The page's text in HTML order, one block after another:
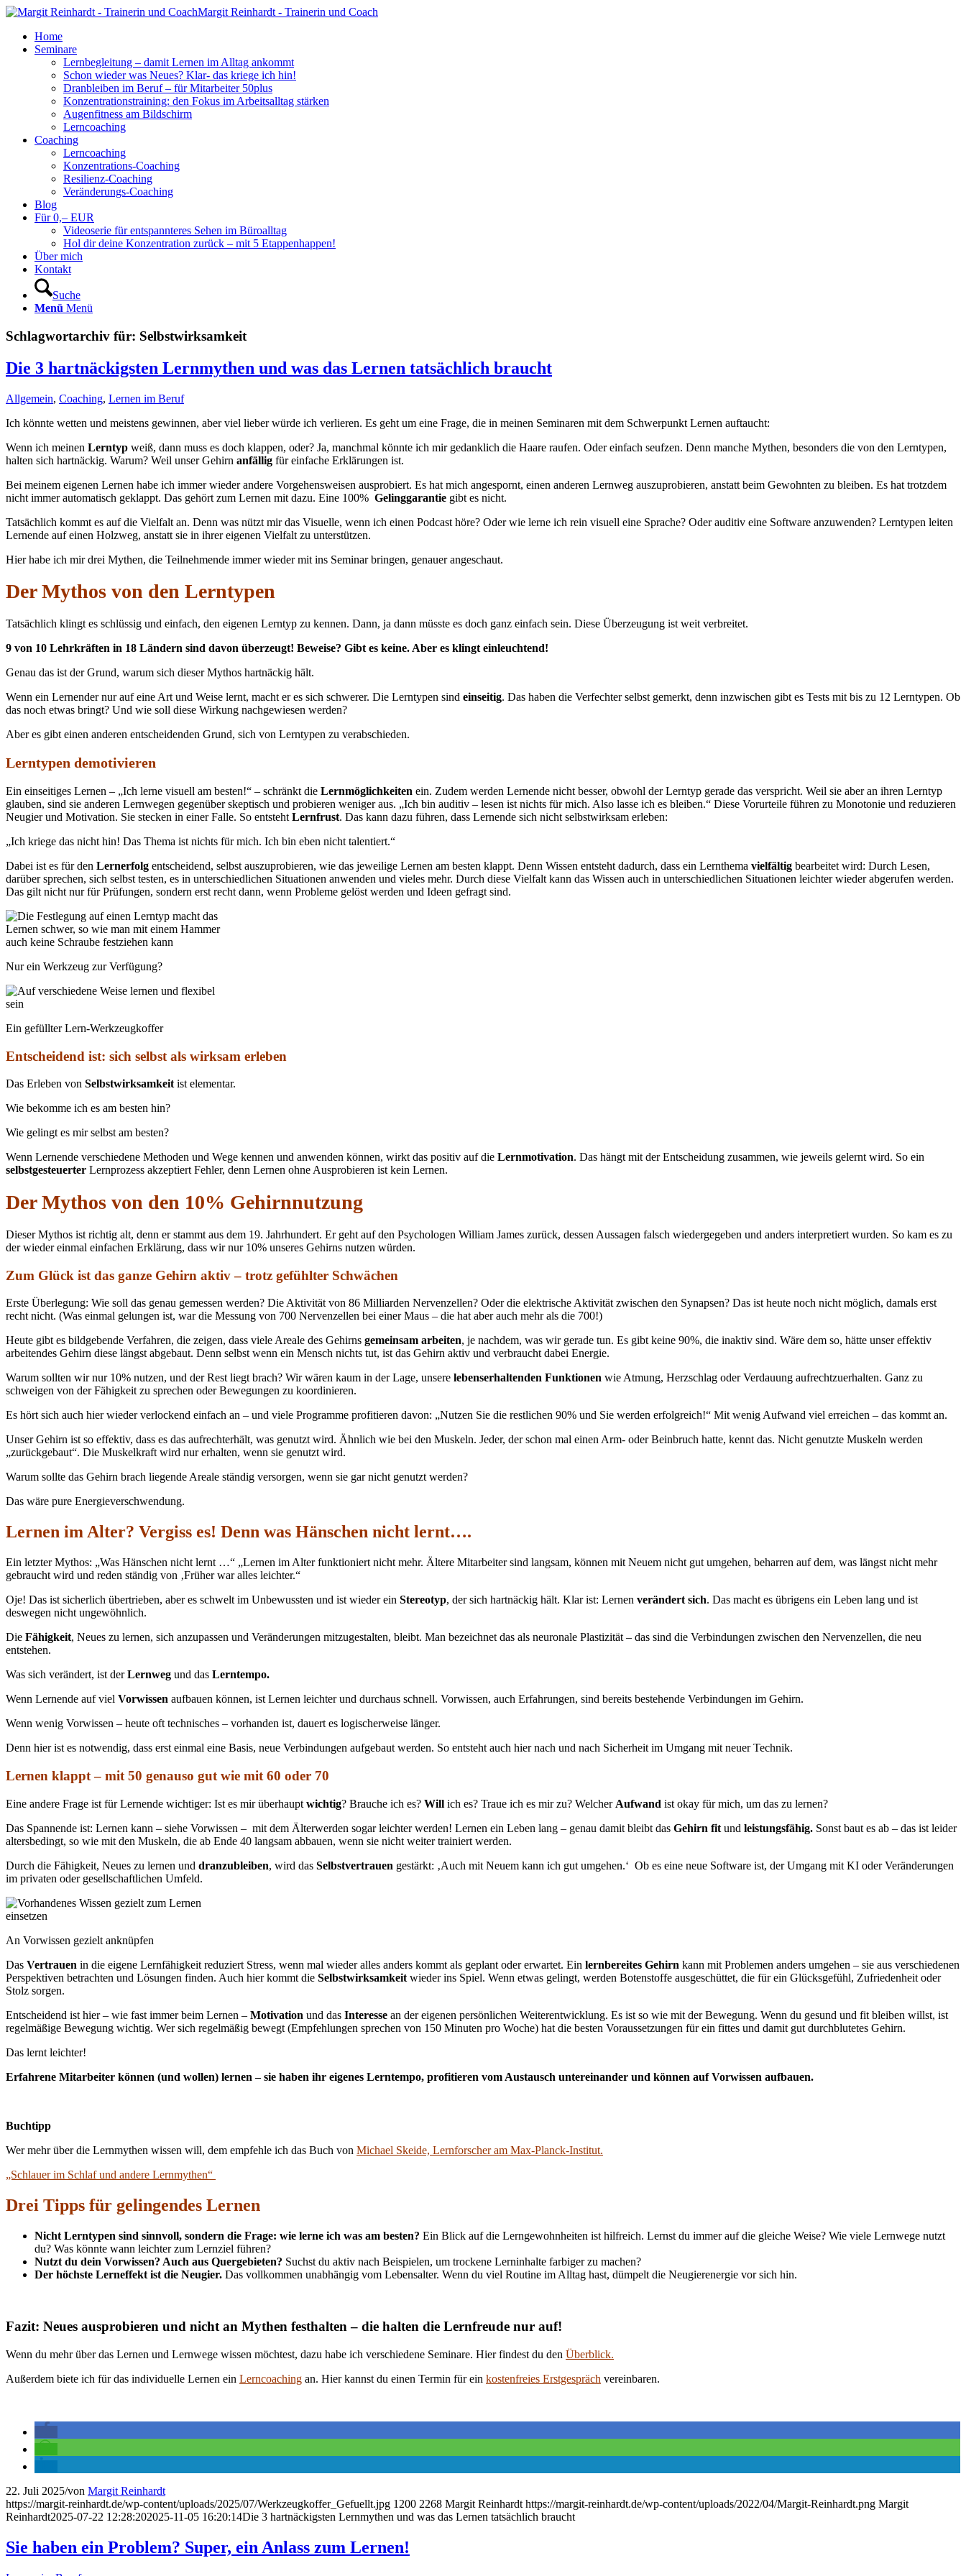
Margit Reinhardt - Trainerin und Coach
Home
Seminare
Lernbegleitung – damit Lernen im Alltag ankommt
Schon wieder was Neues? Klar- das kriege ich hin!
Dranbleiben im Beruf – für Mitarbeiter 50plus
Konzentrationstraining: den Fokus im Arbeitsalltag stärken
Augenfitness am Bildschirm
Lerncoaching
Coaching
Lerncoaching
Konzentrations-Coaching
Resilienz-Coaching
Veränderungs-Coaching
Blog
Für 0,– EUR
Videoserie für entspannteres Sehen im Büroalltag
Hol dir deine Konzentration zurück – mit 5 Etappenhappen!
Über mich
Kontakt
Suche
Menü Menü
Schlagwortarchiv für: Selbstwirksamkeit
Die 3 hartnäckigsten Lernmythen und was das Lernen tatsächlich braucht
Allgemein, Coaching, Lernen im Beruf
Ich könnte wetten und meistens gewinnen, aber viel lieber würde ich verlieren. Es geht um eine Frage, die in meinen Seminaren mit dem Schwerpunkt Lernen auftaucht:
Wenn ich meinen Lerntyp weiß, dann muss es doch klappen, oder? Ja, manchmal könnte ich mir gedanklich die Haare raufen. Oder einfach seufzen. Denn manche Mythen, besonders die von den Lerntypen,
halten sich hartnäckig. Warum? Weil unser Gehirn anfällig für einfache Erklärungen ist.
Bei meinem eigenen Lernen habe ich immer wieder andere Vorgehensweisen ausprobiert. Es hat mich angespornt, einen anderen Lernweg auszuprobieren, anstatt beim Gewohnten zu bleiben. Es hat trotzdem
nicht immer automatisch geklappt. Das gehört zum Lernen mit dazu. Eine 100% Gelinggarantie gibt es nicht.
Tatsächlich kommt es auf die Vielfalt an. Denn was nützt mir das Visuelle, wenn ich einen Podcast höre? Oder wie lerne ich rein visuell eine Sprache? Oder auditiv eine Software anzuwenden? Lerntypen leiten
Lernende auf einen Holzweg, anstatt sie in ihrer eigenen Vielfalt zu unterstützen.
Hier habe ich mir drei Mythen, die Teilnehmende immer wieder mit ins Seminar bringen, genauer angeschaut.
Der Mythos von den Lerntypen
Tatsächlich klingt es schlüssig und einfach, den eigenen Lerntyp zu kennen. Dann, ja dann müsste es doch ganz einfach sein. Diese Überzeugung ist weit verbreitet.
9 von 10 Lehrkräften in 18 Ländern sind davon überzeugt! Beweise? Gibt es keine. Aber es klingt einleuchtend!
Genau das ist der Grund, warum sich dieser Mythos hartnäckig hält.
Wenn ein Lernender nur auf eine Art und Weise lernt, macht er es sich schwerer. Die Lerntypen sind einseitig. Das haben die Verfechter selbst gemerkt, denn inzwischen gibt es Tests mit bis zu 12 Lerntypen. Ob
das noch etwas bringt? Und wie soll diese Wirkung nachgewiesen werden?
Aber es gibt einen anderen entscheidenden Grund, sich von Lerntypen zu verabschieden.
Lerntypen demotivieren
Ein einseitiges Lernen – „Ich lerne visuell am besten!“ – schränkt die Lernmöglichkeiten ein. Zudem werden Lernende nicht besser, obwohl der Lerntyp gerade das verspricht. Weil sie aber an ihren Lerntyp
glauben, sind sie anderen Lernwegen gegenüber skeptisch und probieren weniger aus. „Ich bin auditiv – lesen ist nichts für mich. Also lasse ich es bleiben.“ Diese Vorurteile führen zu Monotonie und reduzieren
Neugier und Motivation. Sie stecken in einer Falle. So entsteht Lernfrust. Das kann dazu führen, dass Lernende sich nicht selbstwirksam erleben:
„Ich kriege das nicht hin! Das Thema ist nichts für mich. Ich bin eben nicht talentiert.“
Dabei ist es für den Lernerfolg entscheidend, selbst auszuprobieren, wie das jeweilige Lernen am besten klappt. Denn Wissen entsteht dadurch, dass ein Lernthema vielfältig bearbeitet wird: Durch Lesen,
darüber sprechen, sich selbst testen, es in unterschiedlichen Situationen anwenden und vieles mehr. Durch diese Vielfalt kann das Wissen auch in unterschiedlichen Situationen leichter wieder abgerufen werden.
Das gilt nicht nur für Prüfungen, sondern erst recht dann, wenn Probleme gelöst werden und Ideen gefragt sind.
Nur ein Werkzeug zur Verfügung?
Ein gefüllter Lern-Werkzeugkoffer
Entscheidend ist: sich selbst als wirksam erleben
Das Erleben von Selbstwirksamkeit ist elementar.
Wie bekomme ich es am besten hin?
Wie gelingt es mir selbst am besten?
Wenn Lernende verschiedene Methoden und Wege kennen und anwenden können, wirkt das positiv auf die Lernmotivation. Das hängt mit der Entscheidung zusammen, wie jeweils gelernt wird. So ein
selbstgesteuerter Lernprozess akzeptiert Fehler, denn Lernen ohne Ausprobieren ist kein Lernen.
Der Mythos von den 10% Gehirnnutzung
Dieser Mythos ist richtig alt, denn er stammt aus dem 19. Jahrhundert. Er geht auf den Psychologen William James zurück, dessen Aussagen falsch wiedergegeben und anders interpretiert wurden. So kam es zu
der wieder einmal einfachen Erklärung, dass wir nur 10% unseres Gehirns nutzen würden.
Zum Glück ist das ganze Gehirn aktiv – trotz gefühlter Schwächen
Erste Überlegung: Wie soll das genau gemessen werden? Die Aktivität von 86 Milliarden Nervenzellen? Oder die elektrische Aktivität zwischen den Synapsen? Das ist heute noch nicht möglich, damals erst
recht nicht. (Was einmal gelungen ist, war die Messung von 700 Nervenzellen bei einer Maus – die hat aber auch mehr als die 700!)
Heute gibt es bildgebende Verfahren, die zeigen, dass viele Areale des Gehirns gemeinsam arbeiten, je nachdem, was wir gerade tun. Es gibt keine 90%, die inaktiv sind. Wäre dem so, hätte unser effektiv
arbeitendes Gehirn diese längst abgebaut. Denn selbst wenn ein Mensch nichts tut, ist das Gehirn aktiv und verbraucht dabei Energie.
Warum sollten wir nur 10% nutzen, und der Rest liegt brach? Wir wären kaum in der Lage, unsere lebenserhaltenden Funktionen wie Atmung, Herzschlag oder Verdauung aufrechtzuerhalten. Ganz zu
schweigen von der Fähigkeit zu sprechen oder Bewegungen zu koordinieren.
Es hört sich auch hier wieder verlockend einfach an – und viele Programme profitieren davon: „Nutzen Sie die restlichen 90% und Sie werden erfolgreich!“ Mit wenig Aufwand viel erreichen – das kommt an.
Unser Gehirn ist so effektiv, dass es das aufrechterhält, was genutzt wird. Ähnlich wie bei den Muskeln. Jeder, der schon mal einen Arm- oder Beinbruch hatte, kennt das. Nicht genutzte Muskeln werden
„zurückgebaut“. Die Muskelkraft wird nur erhalten, wenn sie genutzt wird.
Warum sollte das Gehirn brach liegende Areale ständig versorgen, wenn sie gar nicht genutzt werden?
Das wäre pure Energieverschwendung.
Lernen im Alter? Vergiss es! Denn was Hänschen nicht lernt….
Ein letzter Mythos: „Was Hänschen nicht lernt …“ „Lernen im Alter funktioniert nicht mehr. Ältere Mitarbeiter sind langsam, können mit Neuem nicht gut umgehen, beharren auf dem, was längst nicht mehr
gebraucht wird und reden ständig von ‚Früher war alles leichter.“
Oje! Das ist sicherlich übertrieben, aber es schwelt im Unbewussten und ist wieder ein Stereotyp, der sich hartnäckig hält. Klar ist: Lernen verändert sich. Das macht es übrigens ein Leben lang und ist
deswegen nicht ungewöhnlich.
Die Fähigkeit, Neues zu lernen, sich anzupassen und Veränderungen mitzugestalten, bleibt. Man bezeichnet das als neuronale Plastizität – das sind die Verbindungen zwischen den Nervenzellen, die neu
entstehen.
Was sich verändert, ist derLernweg und das Lerntempo.
Wenn Lernende auf viel Vorwissen aufbauen können, ist Lernen leichter und durchaus schnell. Vorwissen, auch Erfahrungen, sind bereits bestehende Verbindungen im Gehirn.
Wenn wenig Vorwissen – heute oft technisches – vorhanden ist, dauert es logischerweise länger.
Denn hier ist es notwendig, dass erst einmal eine Basis, neue Verbindungen aufgebaut werden. So entsteht auch hier nach und nach Sicherheit im Umgang mit neuer Technik.
Lernen klappt – mit 50 genauso gut wie mit 60 oder 70
Eine andere Frage ist für Lernende wichtiger: Ist es mir überhaupt wichtig? Brauche ich es? Will ich es? Traue ich es mir zu? Welcher Aufwand ist okay für mich, um das zu lernen?
Das Spannende ist: Lernen kann – siehe Vorwissen – mit dem Älterwerden sogar leichter werden! Lernen ein Leben lang – genau damit bleibt das Gehirn fit und leistungsfähig. Sonst baut es ab – das ist leider
altersbedingt, so wie mit den Muskeln, die ab Ende 40 langsam abbauen, wenn sie nicht weiter trainiert werden.
Durch die Fähigkeit, Neues zu lernen und dranzubleiben, wird das Selbstvertrauen gestärkt: ‚Auch mit Neuem kann ich gut umgehen.‘ Ob es eine neue Software ist, der Umgang mit KI oder Veränderungen
im privaten oder gesellschaftlichen Umfeld.
An Vorwissen gezielt anknüpfen
Das Vertrauen in die eigene Lernfähigkeit reduziert Stress, wenn mal wieder alles anders kommt als geplant oder erwartet. Ein lernbereites Gehirn kann mit Problemen anders umgehen – sie aus verschiedenen
Perspektiven betrachten und Lösungen finden. Auch hier kommt die Selbstwirksamkeit wieder ins Spiel. Wenn etwas gelingt, werden Botenstoffe ausgeschüttet, die für ein Glücksgefühl, Zufriedenheit oder
Stolz sorgen.
Entscheidend ist hier – wie fast immer beim Lernen – Motivation und das Interesse an der eigenen persönlichen Weiterentwicklung. Es ist so wie mit der Bewegung. Wenn du gesund und fit bleiben willst, ist
regelmäßige Bewegung wichtig. Wer sich regelmäßig bewegt (Empfehlungen sprechen von 150 Minuten pro Woche) hat die besten Voraussetzungen für ein fittes und damit gut durchblutetes Gehirn.
Das lernt leichter!
Erfahrene Mitarbeiter können (und wollen) lernen – sie haben ihr eigenes Lerntempo, profitieren vom Austausch untereinander und können auf Vorwissen aufbauen.
Buchtipp
Wer mehr über die Lernmythen wissen will, dem empfehle ich das Buch von Michael Skeide, Lernforscher am Max-Planck-Institut.
„Schlauer im Schlaf und andere Lernmythen“
Drei Tipps für gelingendes Lernen
Nicht Lerntypen sind sinnvoll, sondern die Frage: wie lerne ich was am besten? Ein Blick auf die Lerngewohnheiten ist hilfreich. Lernst du immer auf die gleiche Weise? Wie viele Lernwege nutzt
du? Was könnte wann leichter zum Lernziel führen?
Nutzt du dein Vorwissen? Auch aus Quergebieten? Suchst du aktiv nach Beispielen, um trockene Lerninhalte farbiger zu machen?
Der höchste Lerneffekt ist die Neugier. Das vollkommen unabhängig vom Lebensalter. Wenn du viel Routine im Alltag hast, dümpelt die Neugierenergie vor sich hin.
Fazit: Neues ausprobieren und nicht an Mythen festhalten – die halten die Lernfreude nur auf!
Wenn du mehr über das Lernen und Lernwege wissen möchtest, dazu habe ich verschiedene Seminare. Hier findest du den Überblick.
Außerdem biete ich für das individuelle Lernen ein Lerncoaching an. Hier kannst du einen Termin für ein kostenfreies Erstgespräch vereinbaren.
22. Juli 2025/von Margit Reinhardt
https://margit-reinhardt.de/wp-content/uploads/2025/07/Werkzeugkoffer_Gefuellt.jpg 1200 2268 Margit Reinhardt https://margit-reinhardt.de/wp-content/uploads/2022/04/Margit-Reinhardt.png Margit
Reinhardt2025-07-22 12:28:202025-11-05 16:20:14Die 3 hartnäckigsten Lernmythen und was das Lernen tatsächlich braucht
Sie haben ein Problem? Super, ein Anlass zum Lernen!